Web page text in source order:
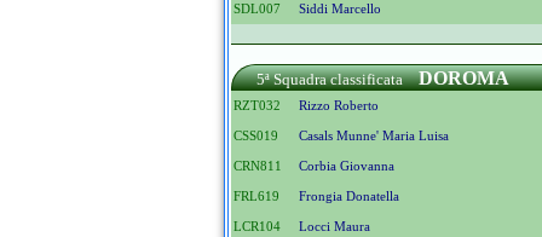
SDL007 Siddi Marcello
5ª Squadra classificata DOROMA
RZT032 Rizzo Roberto
CSS019 Casals Munne' Maria Luisa
CRN811 Corbia Giovanna
FRL619 Frongia Donatella
LCR104 Locci Maura